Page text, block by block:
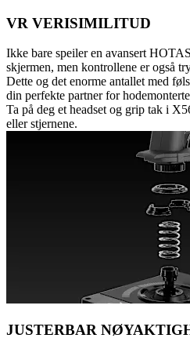
VR VERISIMILITUD
Ikke bare speiler en avansert
skjermen, men kontrollene er også
Dette og det enorme antallet med
din perfekte partner for
Ta på deg et headset og grip tak i
eller stjernene.
JUSTERBAR